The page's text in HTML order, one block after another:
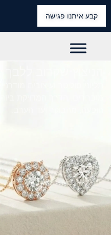
קבע איתנו פגישה